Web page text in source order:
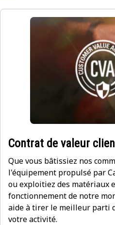
Contrat de valeur
Que vous bâtissiez nos
l'équipement propulsé par
ou exploitiez des matériaux
fonctionnement de notre
aide à tirer le meilleur parti
votre activité.